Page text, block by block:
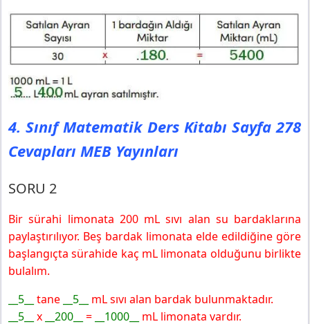
4. Sınıf Matematik Ders Kitabı Sayfa 278
Cevapları MEB Yayınları
SORU 2
Bir sürahi limonata 200 mL sıvı alan su bardaklarına
paylaştırılıyor. Beş bardak limonata elde edildiğine göre
başlangıçta sürahide kaç mL limonata olduğunu birlikte
bulalım.
__5__
tane __5__
mL sıvı alan bardak bulunmaktadır.
__5__
x __200__ = __1000__ mL limonata vardır.